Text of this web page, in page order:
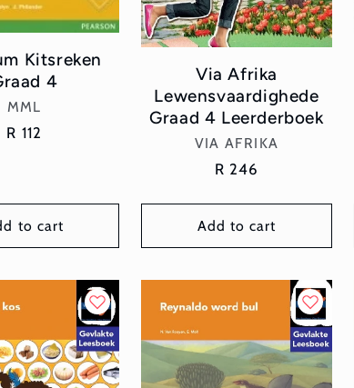
Kitsreken
4
Vendor:
MML
Regular
R 112
to cart
Via Afrika
Lewensvaardighede
Graad 4 Leerderboek
Vendor:
VIA AFRIKA
Regular
R 246
Add to cart